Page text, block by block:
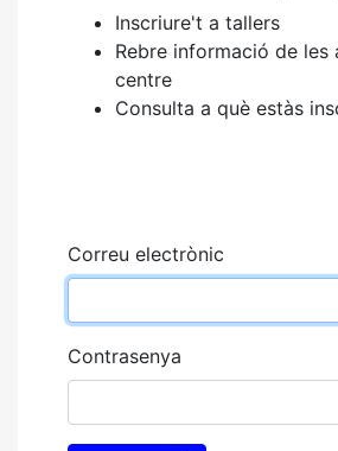
Inscriure't a tallers
Rebre informació de
centre
Consulta a què estàs
Correu electrònic
Contrasenya